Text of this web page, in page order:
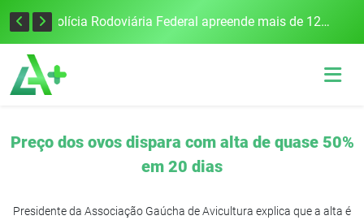
Tecnologia inovadora desenvolvida na UFSM/FW utiliza drones e IA para monitorar a qualidade da água Polícia Rodoviária Federal apreende mais de 120 quilos de maconha na BR-386, em Frederico Westphalen
Preço dos ovos dispara com alta de quase 50%
em 20 dias
Presidente da Associação Gaúcha de Avicultura explica que a alta é